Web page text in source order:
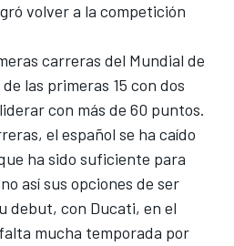
volver a la competición
carreras del Mundial de
las primeras 15 con dos
con más de 60 puntos.
el español se ha caído
ha sido suficiente para
así sus opciones de ser
debut, con Ducati, en el
mucha temporada por